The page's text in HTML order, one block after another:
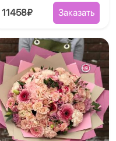
11458₽ Заказать